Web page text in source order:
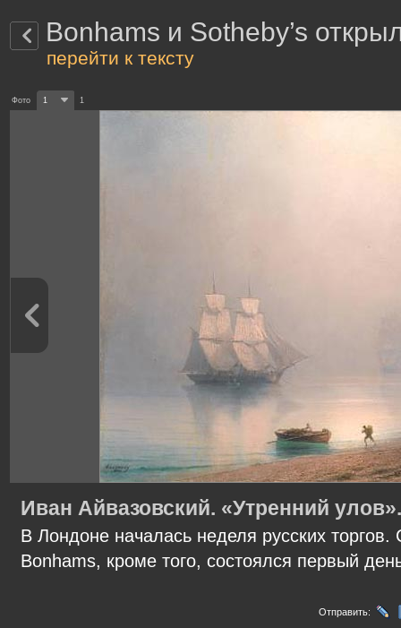
Bonhams и Sotheby’s
перейти к тексту
Фото 1 1
Иван Айвазовский. «Утренний
В Лондоне началась неделя русских
Bonhams, кроме того, состоялся первый
Отправить: